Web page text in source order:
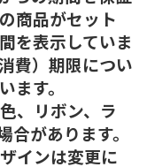
商品がセット
を表示していま
費）期限につい
ます。
、リボン、ラ
があります。
インは変更に